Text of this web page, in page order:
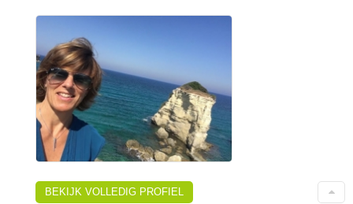
BEKIJK VOLLEDIG PROFIEL